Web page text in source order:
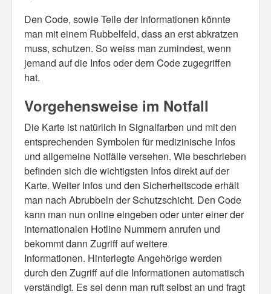
Den Code, sowie Teile der Informationen könnte
man mit einem Rubbelfeld, dass an erst abkratzen
muss, schutzen. So weiss man zumindest, wenn
jemand auf die Infos oder dern Code zugegriffen
hat.
Vorgehensweise im Notfall
Die Karte ist natürlich in Signalfarben und mit den
entsprechenden Symbolen für medizinische Infos
und allgemeine Notfälle versehen. Wie beschrieben
befinden sich die wichtigsten Infos direkt auf der
Karte. Weiter Infos und den Sicherheitscode erhält
man nach Abrubbeln der Schutzschicht. Den Code
kann man nun online eingeben oder unter einer der
internationalen Hotline Nummern anrufen und
bekommt dann Zugriff auf weitere
Informationen. Hinterlegte Angehörige werden
durch den Zugriff auf die Informationen automatisch
verständigt. Es sei denn man ruft selbst an und fragt